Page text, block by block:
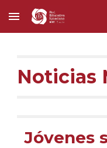
Skip to main content
Noticias
Jóvenes